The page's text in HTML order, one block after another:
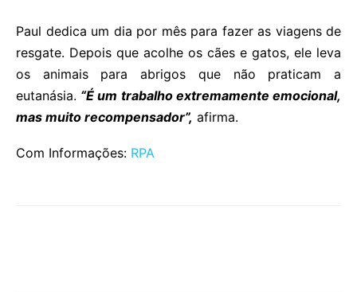
Paul dedica um dia por mês para fazer as viagens de
resgate. Depois que acolhe os cães e gatos, ele leva
os animais para abrigos que não praticam a
eutanásia. “É um trabalho extremamente emocional,
mas muito recompensador”, afirma.
Com Informações: RPA